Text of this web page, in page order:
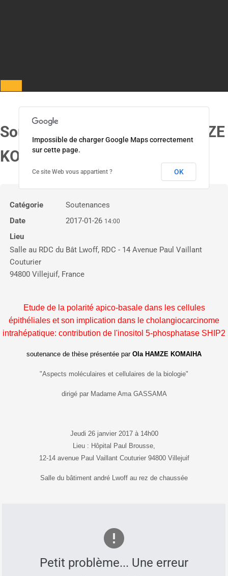
Soutenance de thèse Ola HAMZE
KOMAIHA
Catégorie
Soutenances
Date
2017-01-26 14:00
Lieu
Salle au RDC du Bât Lwoff, RDC - 14 Avenue Paul Vaillant
Couturier
94800 Villejuif, France
Etude de la polarité apico-basale dans les cellules
épithéliales et son implication dans le cholangiocarcinome
intrahépatique: contribution de l'inositol 5-phosphatase SHIP2
soutenance de thèse présentée par Ola HAMZE KOMAIHA
"Aspects moléculaires et cellulaires de la biologie"
dirigé par Madame Ama GASSAMA
Jeudi 26 janvier 2017 à 14h00
Lieu : Hôpital Paul Brousse,
12-14 avenue Paul Vaillant Couturier 94800 Villejuif
Salle du bâtiment andré Lwoff au rez de chaussée
Petit problème... Une erreur
Impossible de charger Google Maps correctement
sur cette page.
Ce site Web vous appartient ? OK